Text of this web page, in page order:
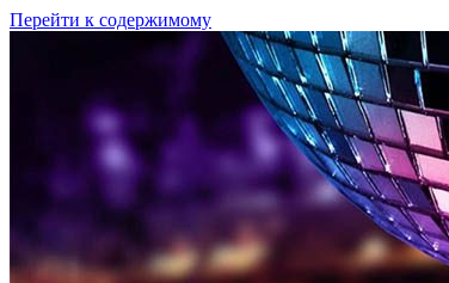
Перейти к содержимому